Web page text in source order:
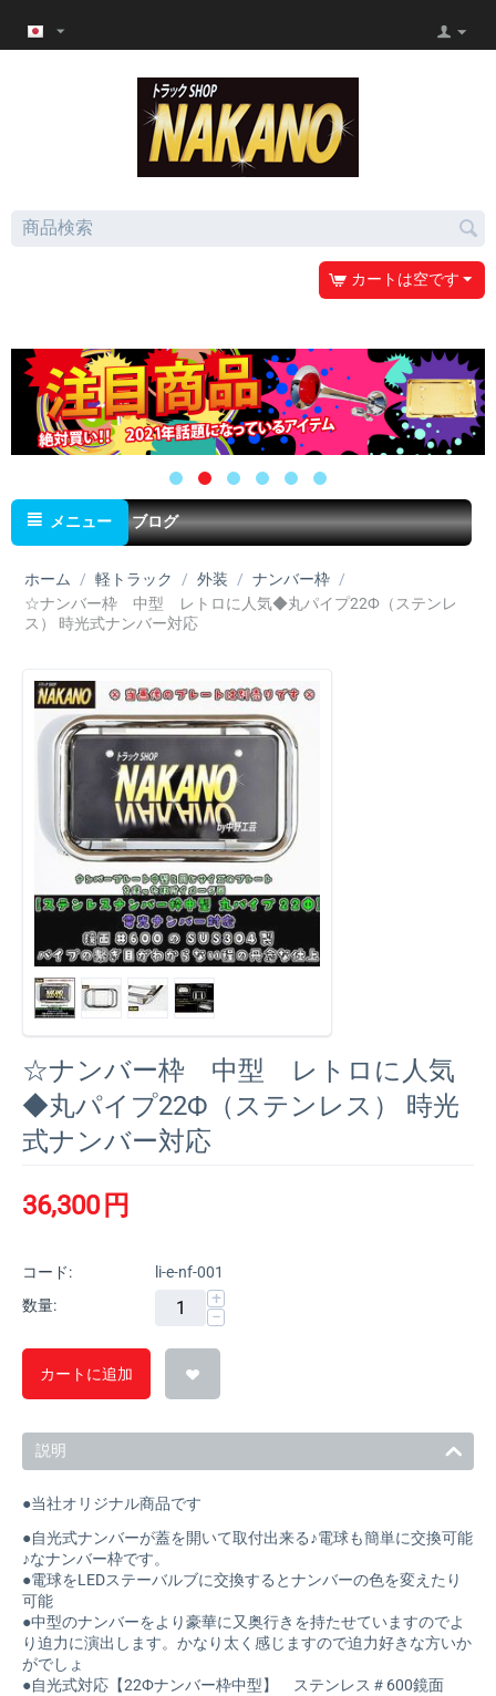
カートは空です
メニュー ブログ
ホーム / 軽トラック / 外装 / ナンバー枠 /
☆ナンバー枠 中型 レトロに人気◆丸パイプ22Ф（ステンレ
ス） 時光式ナンバー対応
☆ナンバー枠 中型 レトロに人気
◆丸パイプ22Ф（ステンレス） 時光
式ナンバー対応
36,300 円
コード:
li-e-nf-001
数量:
+
−
カートに追加
説明
●当社オリジナル商品です
●自光式ナンバーが蓋を開いて取付出来る♪電球も簡単に交換可能
♪なナンバー枠です。
●電球をLEDステーバルブに交換するとナンバーの色を変えたり
可能
●中型のナンバーをより豪華に又奥行きを持たせていますのでよ
り迫力に演出します。かなり太く感じますので迫力好きな方いか
がでしょ
●自光式対応【22Фナンバー枠中型】 ステンレス＃600鏡面